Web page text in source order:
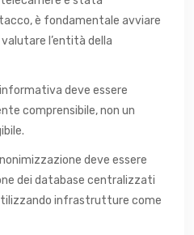
è fondamentale avviare
l’entità della
deve essere
comprensibile, non un
deve essere
dei database centralizzati
infrastrutture come